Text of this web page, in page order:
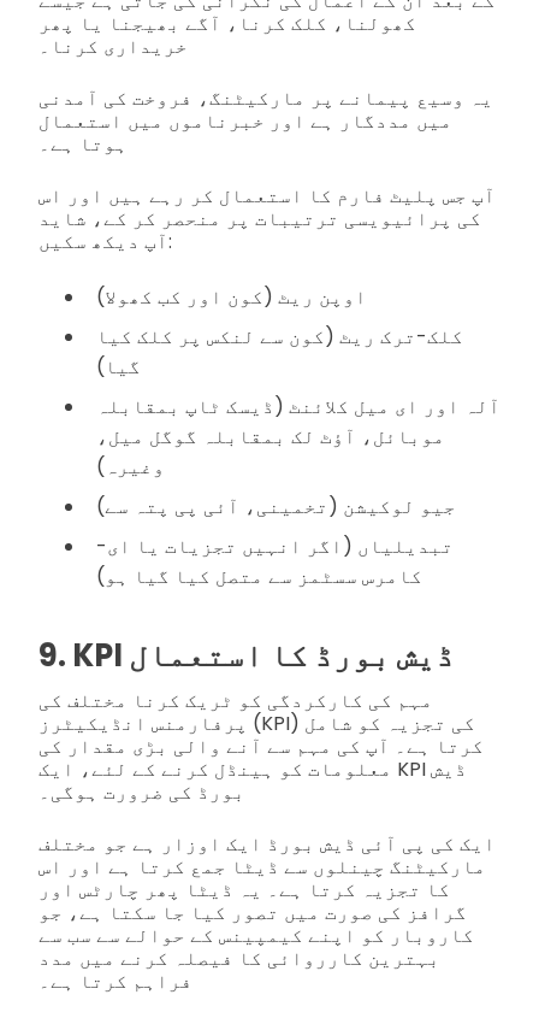
کھولنا، کلک کرنا، آگے بھیجنا یا پھر
خریداری کرنا۔
یہ وسیع پیمانے پر مارکیٹنگ، فروخت کی آمدنی
میں مددگار ہے اور خبرناموں میں استعمال
ہوتا ہے۔
آپ جس پلیٹ فارم کا استعمال کر رہے ہیں اور اس
کی پرائیویسی ترتیبات پر منحصر کر کے، شاید
آپ دیکھ سکیں:
اوپن ریٹ (کون اور کب کھولا)
کلک-ترک ریٹ (کون سے لنکس پر کلک کیا
گیا)
آلہ اور ای میل کلائنٹ (ڈیسک ٹاپ بمقابلہ
موبائل، آؤٹ لک بمقابلہ گوگل میل،
وغیرہ)
جیو لوکیشن (تخمینی، آئی پی پتہ سے)
تبدیلیاں (اگر انہیں تجزیات یا ای-
کامرس سسٹمز سے متصل کیا گیا ہو)
9. KPI ڈیش بورڈ کا استعمال
مہم کی کارکردگی کو ٹریک کرنا مختلف کی
پرفارمنس انڈیکیٹرز (KPI) کی تجزیہ کو شامل
کرتا ہے۔ آپ کی مہم سے آنے والی بڑی مقدار کی
معلومات کو ہینڈل کرنے کے لئے، ایک KPI ڈیش
بورڈ کی ضرورت ہوگی۔
ایک کی پی آئی ڈیش بورڈ ایک اوزار ہے جو مختلف
مارکیٹنگ چینلوں سے ڈیٹا جمع کرتا ہے اور اس
کا تجزیہ کرتا ہے۔ یہ ڈیٹا پھر چارٹس اور
گرافز کی صورت میں تصور کیا جا سکتا ہے، جو
کاروبار کو اپنے کیمپینس کے حوالے سے سب سے
بہترین کارروائی کا فیصلہ کرنے میں مدد
فراہم کرتا ہے۔